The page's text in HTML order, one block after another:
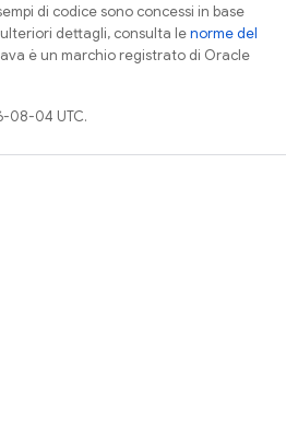
di codice sono concessi in base
ulteriori dettagli, consulta lenorme del
è un marchio registrato di Oracle
08-04 UTC.